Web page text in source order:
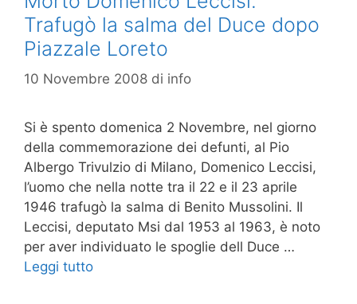
Trafugò la salma del Duce dopo
Piazzale Loreto
10 Novembre 2008 di info
Si è spento domenica 2 Novembre, nel giorno
della commemorazione dei defunti, al Pio
Albergo Trivulzio di Milano, Domenico Leccisi,
l’uomo che nella notte tra il 22 e il 23 aprile
1946 trafugò la salma di Benito Mussolini. Il
Leccisi, deputato Msi dal 1953 al 1963, è noto
per aver individuato le spoglie dell Duce …
Leggi tutto